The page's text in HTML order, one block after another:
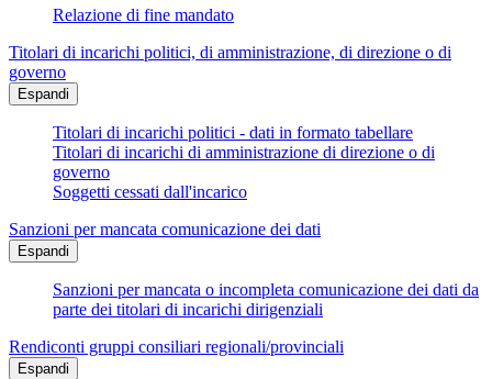
Relazione di fine mandato
Titolari di incarichi politici, di amministrazione, di direzione o di
governo
Espandi
Titolari di incarichi politici - dati in formato tabellare
Titolari di incarichi di amministrazione di direzione o di
governo
Soggetti cessati dall'incarico
Sanzioni per mancata comunicazione dei dati
Espandi
Sanzioni per mancata o incompleta comunicazione dei dati da
parte dei titolari di incarichi dirigenziali
Rendiconti gruppi consiliari regionali/provinciali
Espandi